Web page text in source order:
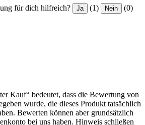
für dich hilfreich? Ja (1) Nein (0)
Kauf“ bedeutet, dass die Bewertung von
wurde, die dieses Produkt tatsächlich
Bewerten können aber grundsätzlich
bei uns haben. Hinweis schließen